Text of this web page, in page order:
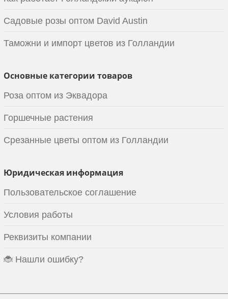
Садовые розы оптом David Austin
Таможни и импорт цветов из Голландии
Основные категории товаров
Роза оптом из Эквадора
Горшечные растения
Срезанные цветы оптом из Голландии
Юридическая информация
Пользовательское соглашение
Условия работы
Реквизиты компании
🐞 Нашли ошибку?